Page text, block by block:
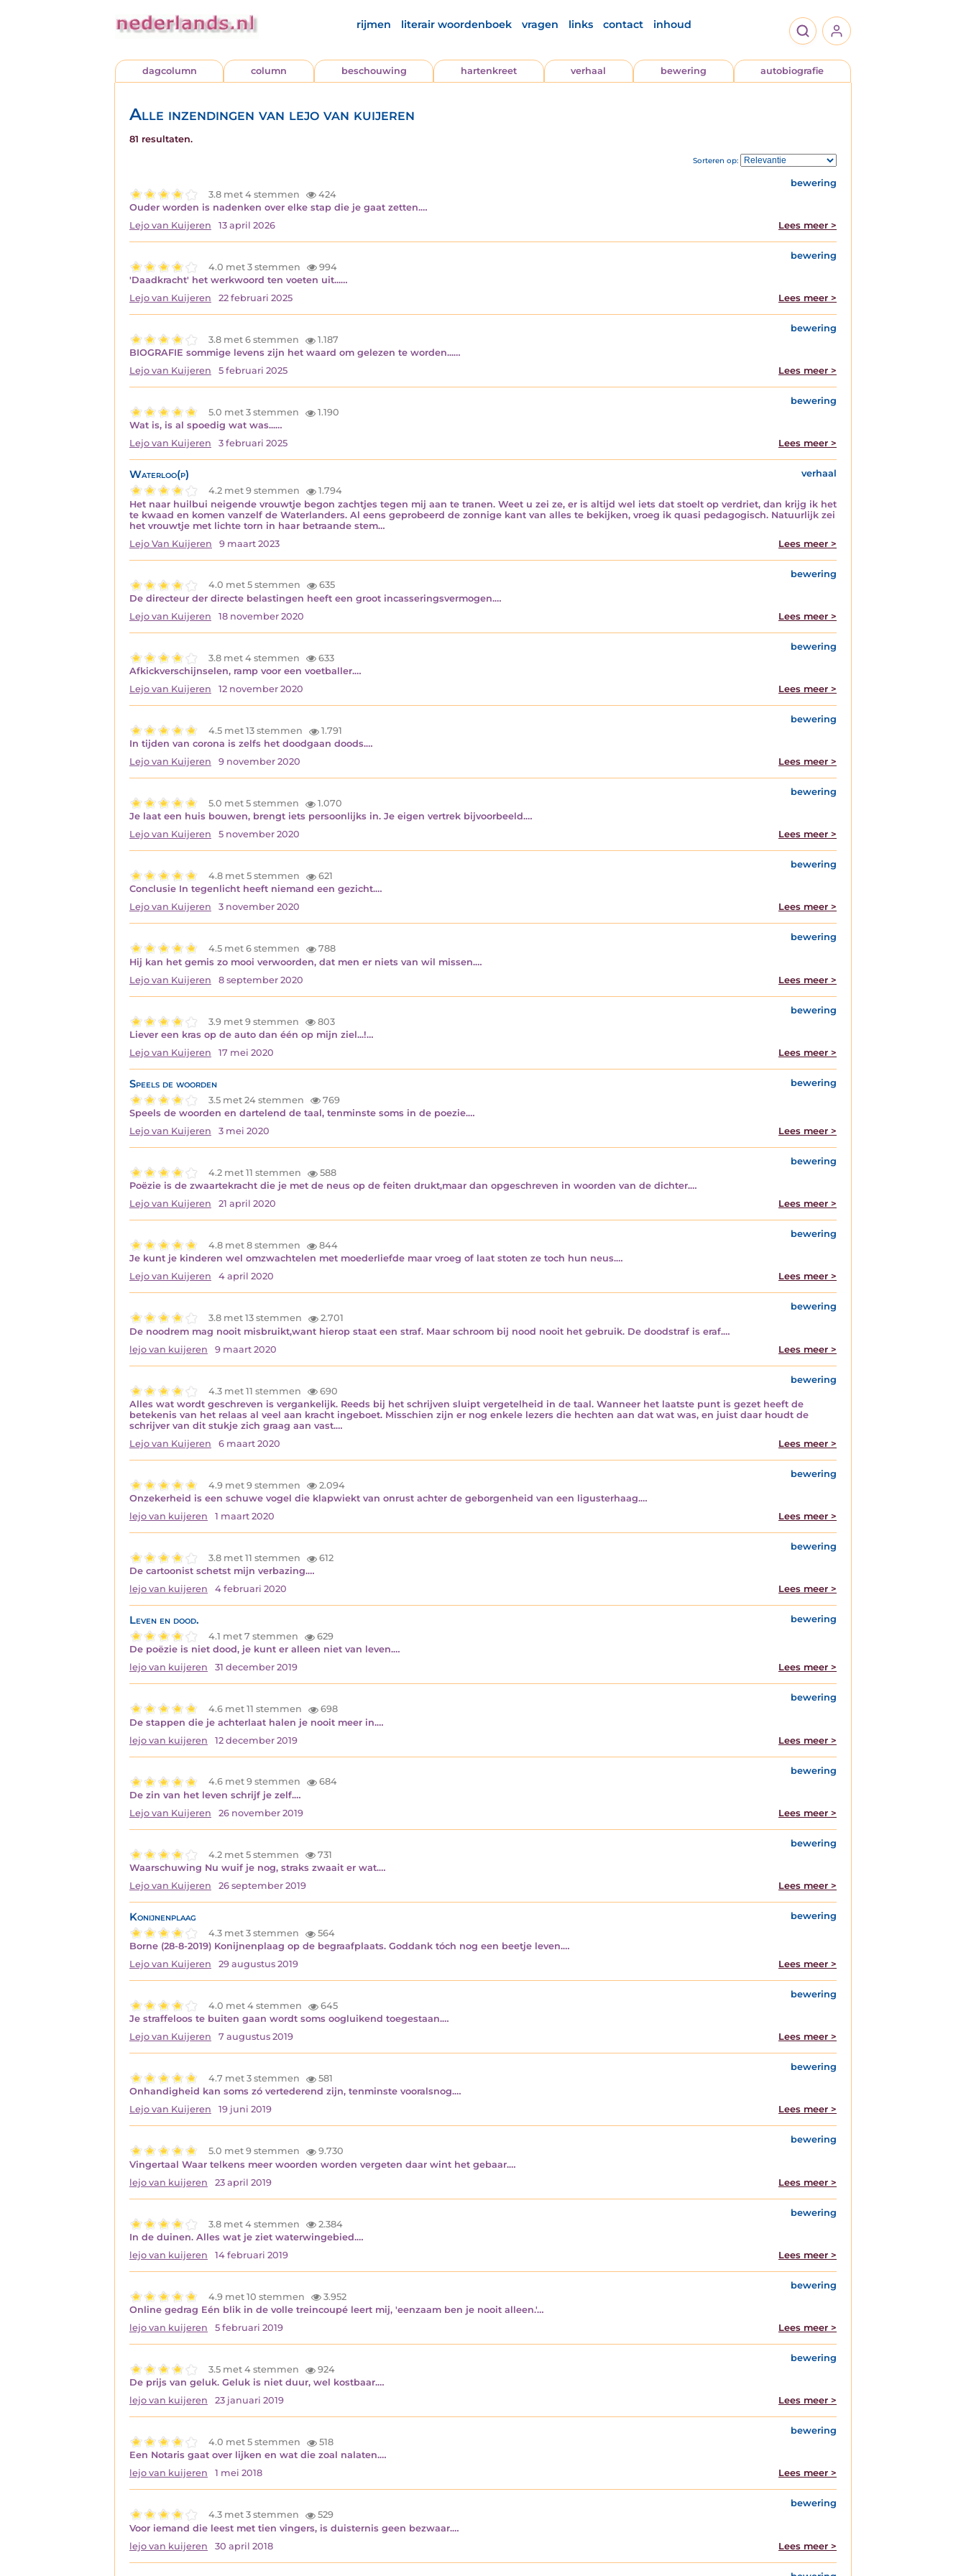
rijmen literair woordenboek vragen links contact inhoud
dagcolumn column beschouwing hartenkreet verhaal bewering autobiografie
Alle inzendingen van lejo van kuijeren
81 resultaten.
Sorteren op:
bewering
3.8 met 4 stemmen
424
Ouder worden is nadenken over elke stap die je gaat zetten.…
Lejo van Kuijeren
13 april 2026 Lees meer >
bewering
4.0 met 3 stemmen
994
'Daadkracht' het werkwoord ten voeten uit...…
Lejo van Kuijeren
22 februari 2025 Lees meer >
bewering
3.8 met 6 stemmen
1.187
BIOGRAFIE sommige levens zijn het waard om gelezen te worden...…
Lejo van Kuijeren
5 februari 2025 Lees meer >
bewering
5.0 met 3 stemmen
1.190
Wat is, is al spoedig wat was...…
Lejo van Kuijeren
3 februari 2025 Lees meer >
Waterloo(p)
verhaal
4.2 met 9 stemmen
1.794
Het naar huilbui neigende vrouwtje begon zachtjes tegen mij aan te tranen. Weet u zei ze, er is altijd wel iets dat stoelt op verdriet, dan krijg ik het
te kwaad en komen vanzelf de Waterlanders. Al eens geprobeerd de zonnige kant van alles te bekijken, vroeg ik quasi pedagogisch. Natuurlijk zei
het vrouwtje met lichte torn in haar betraande stem…
Lejo Van Kuijeren
9 maart 2023 Lees meer >
bewering
4.0 met 5 stemmen
635
De directeur der directe belastingen heeft een groot incasseringsvermogen.…
Lejo van Kuijeren
18 november 2020 Lees meer >
bewering
3.8 met 4 stemmen
633
Afkickverschijnselen, ramp voor een voetballer.…
Lejo van Kuijeren
12 november 2020 Lees meer >
bewering
4.5 met 13 stemmen
1.791
In tijden van corona is zelfs het doodgaan doods.…
Lejo van Kuijeren
9 november 2020 Lees meer >
bewering
5.0 met 5 stemmen
1.070
Je laat een huis bouwen, brengt iets persoonlijks in. Je eigen vertrek bijvoorbeeld.…
Lejo van Kuijeren
5 november 2020 Lees meer >
bewering
4.8 met 5 stemmen
621
Conclusie In tegenlicht heeft niemand een gezicht.…
Lejo van Kuijeren
3 november 2020 Lees meer >
bewering
4.5 met 6 stemmen
788
Hij kan het gemis zo mooi verwoorden, dat men er niets van wil missen.…
Lejo van Kuijeren
8 september 2020 Lees meer >
bewering
3.9 met 9 stemmen
803
Liever een kras op de auto dan één op mijn ziel...!…
Lejo van Kuijeren
17 mei 2020 Lees meer >
Speels de woorden
bewering
3.5 met 24 stemmen
769
Speels de woorden en dartelend de taal, tenminste soms in de poezie.…
Lejo van Kuijeren
3 mei 2020 Lees meer >
bewering
4.2 met 11 stemmen
588
Poëzie is de zwaartekracht die je met de neus op de feiten drukt,maar dan opgeschreven in woorden van de dichter.…
Lejo van Kuijeren
21 april 2020 Lees meer >
bewering
4.8 met 8 stemmen
844
Je kunt je kinderen wel omzwachtelen met moederliefde maar vroeg of laat stoten ze toch hun neus.…
Lejo van Kuijeren
4 april 2020 Lees meer >
bewering
3.8 met 13 stemmen
2.701
De noodrem mag nooit misbruikt,want hierop staat een straf. Maar schroom bij nood nooit het gebruik. De doodstraf is eraf.…
lejo van kuijeren
9 maart 2020 Lees meer >
bewering
4.3 met 11 stemmen
690
Alles wat wordt geschreven is vergankelijk. Reeds bij het schrijven sluipt vergetelheid in de taal. Wanneer het laatste punt is gezet heeft de
betekenis van het relaas al veel aan kracht ingeboet. Misschien zijn er nog enkele lezers die hechten aan dat wat was, en juist daar houdt de
schrijver van dit stukje zich graag aan vast.…
Lejo van Kuijeren
6 maart 2020 Lees meer >
bewering
4.9 met 9 stemmen
2.094
Onzekerheid is een schuwe vogel die klapwiekt van onrust achter de geborgenheid van een ligusterhaag.…
lejo van kuijeren
1 maart 2020 Lees meer >
bewering
3.8 met 11 stemmen
612
De cartoonist schetst mijn verbazing.…
lejo van kuijeren
4 februari 2020 Lees meer >
Leven en dood.
bewering
4.1 met 7 stemmen
629
De poëzie is niet dood, je kunt er alleen niet van leven.…
lejo van kuijeren
31 december 2019 Lees meer >
bewering
4.6 met 11 stemmen
698
De stappen die je achterlaat halen je nooit meer in.…
lejo van kuijeren
12 december 2019 Lees meer >
bewering
4.6 met 9 stemmen
684
De zin van het leven schrijf je zelf.…
Lejo van Kuijeren
26 november 2019 Lees meer >
bewering
4.2 met 5 stemmen
731
Waarschuwing Nu wuif je nog, straks zwaait er wat.…
Lejo van Kuijeren
26 september 2019 Lees meer >
Konijnenplaag
bewering
4.3 met 3 stemmen
564
Borne (28-8-2019) Konijnenplaag op de begraafplaats. Goddank tóch nog een beetje leven.…
Lejo van Kuijeren
29 augustus 2019 Lees meer >
bewering
4.0 met 4 stemmen
645
Je straffeloos te buiten gaan wordt soms oogluikend toegestaan.…
Lejo van Kuijeren
7 augustus 2019 Lees meer >
bewering
4.7 met 3 stemmen
581
Onhandigheid kan soms zó vertederend zijn, tenminste vooralsnog.…
Lejo van Kuijeren
19 juni 2019 Lees meer >
bewering
5.0 met 9 stemmen
9.730
Vingertaal Waar telkens meer woorden worden vergeten daar wint het gebaar.…
lejo van kuijeren
23 april 2019 Lees meer >
bewering
3.8 met 4 stemmen
2.384
In de duinen. Alles wat je ziet waterwingebied.…
lejo van kuijeren
14 februari 2019 Lees meer >
bewering
4.9 met 10 stemmen
3.952
Online gedrag Eén blik in de volle treincoupé leert mij, 'eenzaam ben je nooit alleen.'…
lejo van kuijeren
5 februari 2019 Lees meer >
bewering
3.5 met 4 stemmen
924
De prijs van geluk. Geluk is niet duur, wel kostbaar.…
lejo van kuijeren
23 januari 2019 Lees meer >
bewering
4.0 met 5 stemmen
518
Een Notaris gaat over lijken en wat die zoal nalaten.…
lejo van kuijeren
1 mei 2018 Lees meer >
bewering
4.3 met 3 stemmen
529
Voor iemand die leest met tien vingers, is duisternis geen bezwaar.…
lejo van kuijeren
30 april 2018 Lees meer >